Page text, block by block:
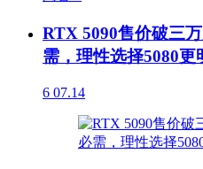
RTX 5090售价破三
需，理性选择5080更
6 07.14